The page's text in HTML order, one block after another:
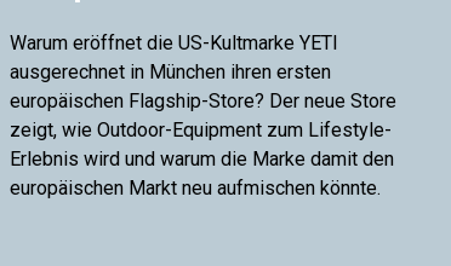
Warum eröffnet die US-Kultmarke YETI
ausgerechnet in München ihren ersten
europäischen Flagship-Store? Der neue Store
zeigt, wie Outdoor-Equipment zum Lifestyle-
Erlebnis wird und warum die Marke damit den
europäischen Markt neu aufmischen könnte.